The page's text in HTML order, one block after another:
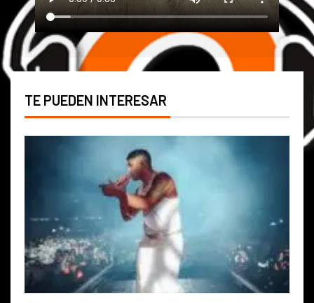
TE PUEDEN INTERESAR